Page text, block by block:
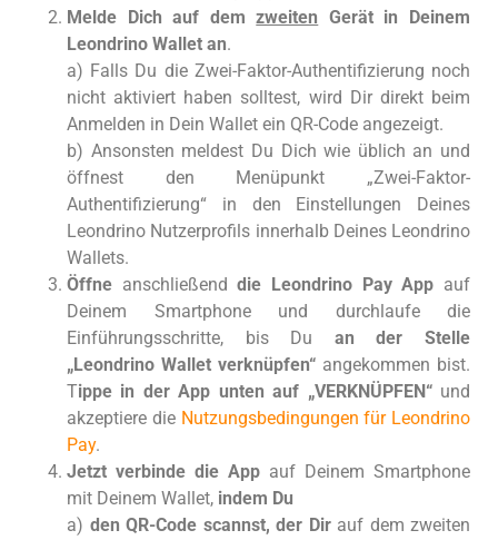
Melde Dich auf demzweiten Gerät in Deinem
Leondrino Wallet an.
a) Falls Du die Zwei-Faktor-Authentifizierung noch
nicht aktiviert haben solltest, wird Dir direkt beim
Anmelden in Dein Wallet ein QR-Code angezeigt.
b) Ansonsten meldest Du Dich wie üblich an und
öffnest den Menüpunkt „Zwei-Faktor-
Authentifizierung“ in den Einstellungen Deines
Leondrino Nutzerprofils innerhalb Deines Leondrino
Wallets.
Öffne anschließenddie Leondrino Pay App auf
Deinem Smartphone und durchlaufe die
Einführungsschritte, bis Du an der Stelle
„Leondrino Wallet verknüpfen“ angekommen bist.
Tippe in der App unten auf „VERKNÜPFEN“und
akzeptiere die Nutzungsbedingungen für Leondrino
Pay.
Jetzt verbinde die App auf Deinem Smartphone
mit Deinem Wallet, indem Du
a) den QR-Code scannst, der Dirauf dem zweiten